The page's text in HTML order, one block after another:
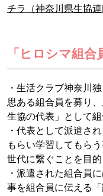
チラ（神奈川県生協連
「ヒロシマ組
・生活クラブ神奈川
思ある組合員を募り
生協の代表」として
・代表として派遣さ
もらい学習してもら
世代に繋ぐことを目的
・派遣された組合員
事を組合員に伝える